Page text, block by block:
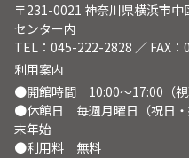
〒231-0021 神奈川県横浜市
センター内
TEL：045-222-2828 ／ FAX
利用案内
●開館時間 10:00～17:00（視
●休館日 毎週月曜日（祝日・
末年始
●利用料 無料